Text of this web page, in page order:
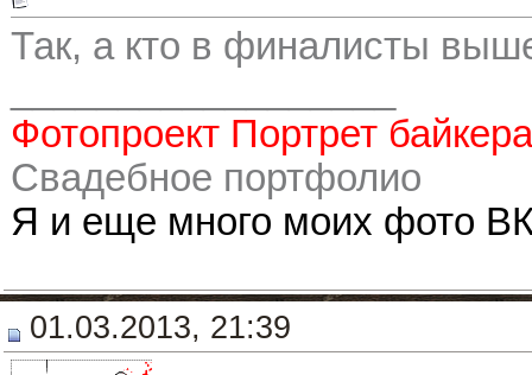
Так, а кто в финалисты
Фотопроект Портрет байкера
Свадебное портфолио
Я и еще много моих фото
01.03.2013, 21:39